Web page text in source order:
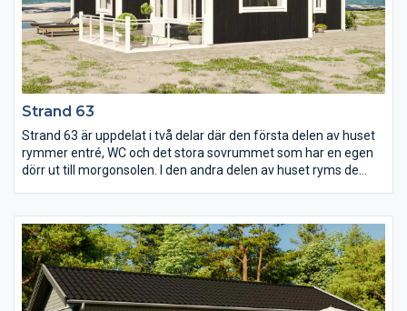
Strand 63
Strand 63 är uppdelat i två delar där den första delen av huset
rymmer entré, WC och det stora sovrummet som har en egen
dörr ut till morgonsolen. I den andra delen av huset ryms de
utan här är det planerat för många att umgås och trivas
samtidigt.